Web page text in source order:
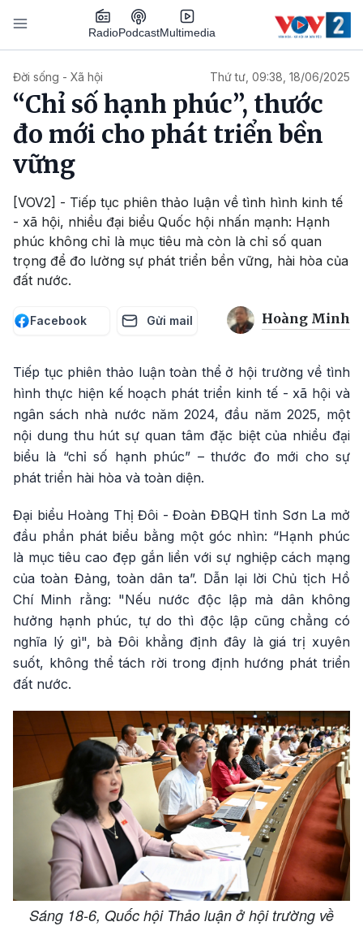
Nhảy đến nội dung
RadioPodcastMultimedia
Đời sống - Xã hội Thứ tư, 09:38, 18/06/2025
“Chỉ số hạnh phúc”, thước
đo mới cho phát triển bền
vững
[VOV2] - Tiếp tục phiên thảo luận về tình hình kinh tế
- xã hội, nhiều đại biểu Quốc hội nhấn mạnh: Hạnh
phúc không chỉ là mục tiêu mà còn là chỉ số quan
trọng để đo lường sự phát triển bền vững, hài hòa của
đất nước.
Facebook Gửi mail Hoàng Minh
Tiếp tục phiên thảo luận toàn thể ở hội trường về tình
hình thực hiện kế hoạch phát triển kinh tế - xã hội và
ngân sách nhà nước năm 2024, đầu năm 2025, một
nội dung thu hút sự quan tâm đặc biệt của nhiều đại
biểu là “chỉ số hạnh phúc” – thước đo mới cho sự
phát triển hài hòa và toàn diện.
Đại biểu Hoàng Thị Đôi - Đoàn ĐBQH tỉnh Sơn La mở
đầu phần phát biểu bằng một góc nhìn: “Hạnh phúc
là mục tiêu cao đẹp gắn liền với sự nghiệp cách mạng
của toàn Đảng, toàn dân ta”. Dẫn lại lời Chủ tịch Hồ
Chí Minh rằng: "Nếu nước độc lập mà dân không
hưởng hạnh phúc, tự do thì độc lập cũng chẳng có
nghĩa lý gì", bà Đôi khẳng định đây là giá trị xuyên
suốt, không thể tách rời trong định hướng phát triển
đất nước.
Sáng 18-6, Quốc hội Thảo luận ở hội trường về